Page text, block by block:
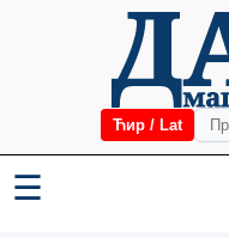
Ћир / Lat
☰